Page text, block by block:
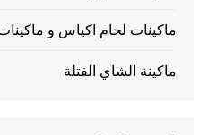
ماكينات لحام اكياس و ماكينات
ماكينة الشاي الفتلة